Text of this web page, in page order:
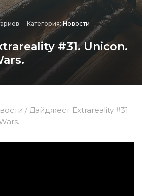
Категория:Новости
#31. Unicon.
/ Дайджест Extrareality #31.